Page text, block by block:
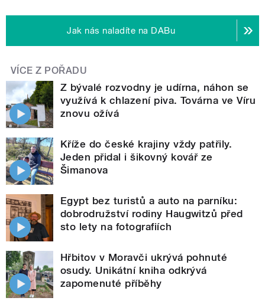
Jak nás naladíte na DABu
VÍCE Z POŘADU
Z bývalé rozvodny je udírna, náhon se
využívá k chlazení piva. Továrna ve Víru
znovu ožívá
Kříže do české krajiny vždy patřily.
Jeden přidal i šikovný kovář ze
Šimanova
Egypt bez turistů a auto na parníku:
dobrodružství rodiny Haugwitzů před
sto lety na fotografiích
Hřbitov v Moravči ukrývá pohnuté
osudy. Unikátní kniha odkrývá
zapomenuté příběhy